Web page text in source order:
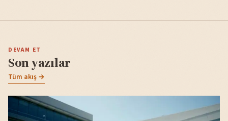
DEVAM ET
Son yazılar
Tüm akış →